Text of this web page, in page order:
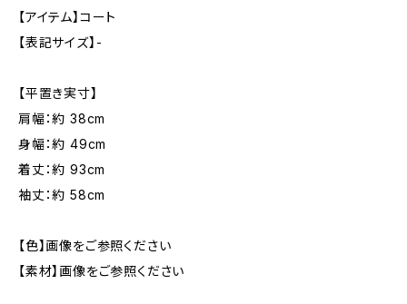
【アイテム】コート
【表記サイズ】-
【平置き実寸】
肩幅：約 38cm
身幅：約 49cm
着丈：約 93cm
袖丈：約 58cm
【色】画像をご参照ください
【素材】画像をご参照ください